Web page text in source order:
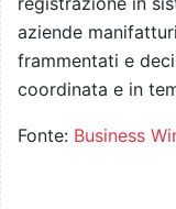
aziende
frammentati e
coordinata e in
Fonte: Business